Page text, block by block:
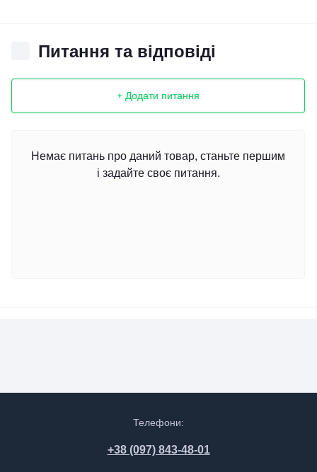
Питання та відповіді
+ Додати питання
Немає питань про даний товар, станьте першим
і задайте своє питання.
Телефони:
+38 (097) 843-48-01